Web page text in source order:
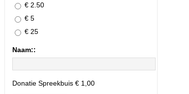
€ 2.50
€ 5
€ 25
Naam::
Donatie Spreekbuis € 1,00